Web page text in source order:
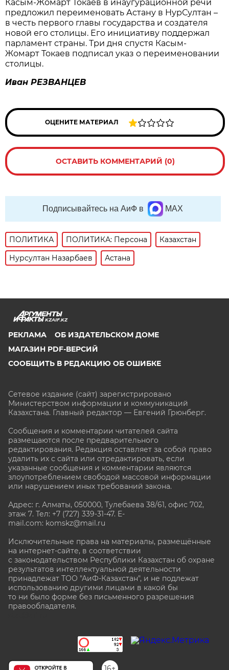
Касым-Жомарт Токаев в инаугурационной речи
предложил переименовать Астану в НурСултан –
в честь первого главы государства и создателя
новой его столицы. Его инициативу поддержал
парламент страны. Три дня спустя Касым-
Жомарт Токаев подписал указ о переименовании
столицы.
Иван РЕЗВАНЦЕВ
ОЦЕНИТЕ МАТЕРИАЛ
ОСТАВИТЬ КОММЕНТАРИЙ (0)
Подписывайтесь на АиФ в MAX
ПОЛИТИКА ПОЛИТИКА: Персона
Казахстан
Нурсултан Назарбаев
Астана
KZAIF.KZ
РЕКЛАМА
ОБ ИЗДАТЕЛЬСКОМ ДОМЕ
МАГАЗИН PDF-ВЕРСИЙ
СООБЩИТЬ В РЕДАКЦИЮ ОБ ОШИБКЕ
Сетевое издание (сайт) зарегистрировано
Министерством информации и коммуникаций
Казахстана. Главный редактор — Евгений Грюнберг.
Сообщения и комментарии читателей сайта
размещаются после предварительного
редактирования. Редакция оставляет за собой право
удалить их с сайта или отредактировать, если
указанные сообщения и комментарии являются
злоупотреблением свободой массовой информации
или нарушением иных требований закона.
Адрес: г. Алматы, 050000, Тулебаева 38/61, офис 702,
этаж 7. Тел: +7 (727) 339-31-47. E-
mail.com: komskz@mail.ru
Исключительные права на материалы, размещённые
на интернет-сайте, в соответствии
с законодательством Республики Казахстан об охране
результатов интеллектуальной деятельности
принадлежат ТОО "АиФ-Казахстан", и не подлежат
использованию другими лицами в какой бы
то ни было форме без письменного разрешения
правообладателя.